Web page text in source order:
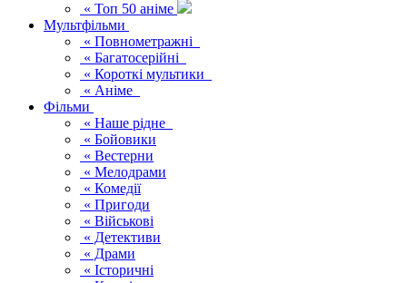
« Топ 50 аніме
Мультфільми
« Повнометражні
« Багатосерійні
« Короткі мультики
« Аніме
Фільми
« Наше рідне
« Бойовики
« Вестерни
« Мелодрами
« Комедії
« Пригоди
« Військові
« Детективи
« Драми
« Історичні